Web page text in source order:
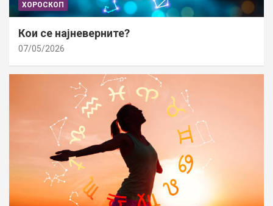
ХОРОСКОП
Кои се најневерните?
07/05/2026